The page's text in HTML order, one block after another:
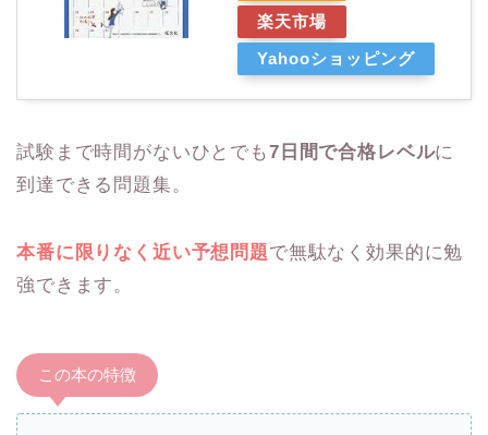
楽天市場
Yahooショッピング
試験まで時間がないひとでも7日間で合格レベルに
到達できる問題集。
本番に限りなく近い予想問題で無駄なく効果的に勉
強できます。
この本の特徴